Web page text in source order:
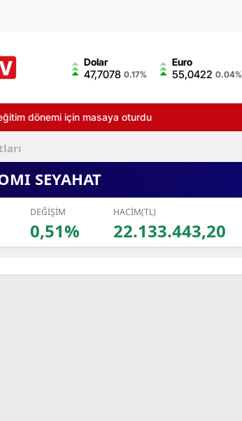
Dolar
47,7078 0.17%
Euro
55,0422 0.04%
dönemi için masaya oturdu
SEYAHAT
DEĞİŞİM
0,51%
HACİM(TL)
22.133.443,20